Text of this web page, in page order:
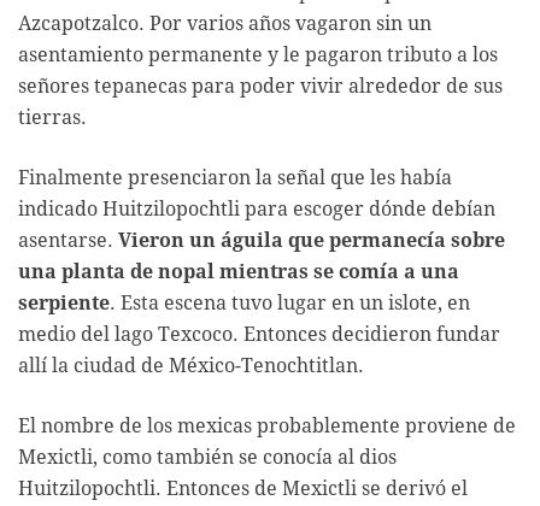
Azcapotzalco. Por varios años vagaron sin un
asentamiento permanente y le pagaron tributo a los
señores tepanecas para poder vivir alrededor de sus
tierras.
Finalmente presenciaron la señal que les había
indicado Huitzilopochtli para escoger dónde debían
asentarse. Vieron un águila que permanecía sobre
una planta de nopal mientras se comía a una
serpiente. Esta escena tuvo lugar en un islote, en
medio del lago Texcoco. Entonces decidieron fundar
allí la ciudad de México-Tenochtitlan.
El nombre de los mexicas probablemente proviene de
Mexictli, como también se conocía al dios
Huitzilopochtli. Entonces de Mexictli se derivó el